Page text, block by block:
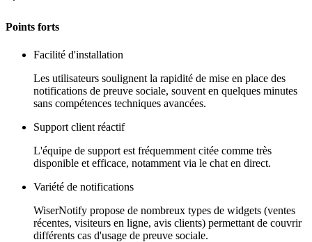
Points forts
Facilité d'installation
Les utilisateurs soulignent la rapidité de mise en place des
notifications de preuve sociale, souvent en quelques minutes
sans compétences techniques avancées.
Support client réactif
L'équipe de support est fréquemment citée comme très
disponible et efficace, notamment via le chat en direct.
Variété de notifications
WiserNotify propose de nombreux types de widgets (ventes
récentes, visiteurs en ligne, avis clients) permettant de couvrir
différents cas d'usage de preuve sociale.